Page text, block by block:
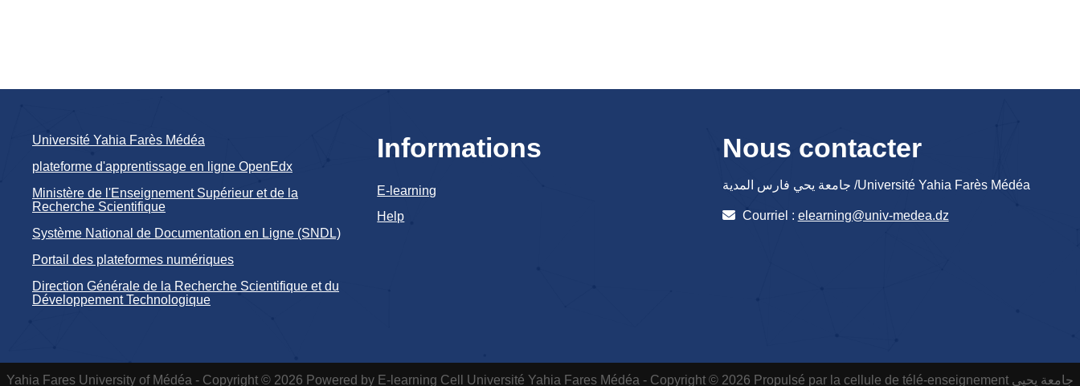
Université Yahia Farès Médéa
plateforme d'apprentissage en ligne OpenEdx
Ministère de l'Enseignement Supérieur et de la
Recherche Scientifique
Système National de Documentation en Ligne (SNDL)
Portail des plateformes numériques
Direction Générale de la Recherche Scientifique et du
Développement Technologique
Informations
E-learning
Help
Nous contacter
جامعة يحي فارس المدية /Université Yahia Farès Médéa
Courriel : elearning@univ-medea.dz
Yahia Fares University of Médéa - Copyright © 2026 Powered by E-learning Cell Université Yahia Fares Médéa - Copyright © 2026 Propulsé par la cellule de télé-enseignement جامعة يحيى